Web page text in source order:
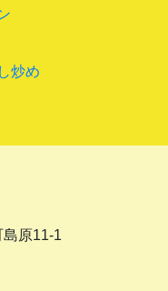
炒め
原11-1